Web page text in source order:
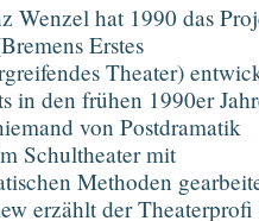
Wenzel hat 1990 das
Erstes
Theater)
in den frühen 1990er
von Postdramatik
Schultheater mit
Methoden
erzählt der Theaterprofi